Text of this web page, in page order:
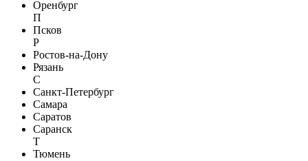
Оренбург
П
Псков
Р
Ростов-на-Дону
Рязань
С
Санкт-Петербург
Самара
Саратов
Саранск
Т
Тюмень